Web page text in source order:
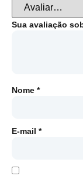
Sua avaliação
Nome *
E-mail *